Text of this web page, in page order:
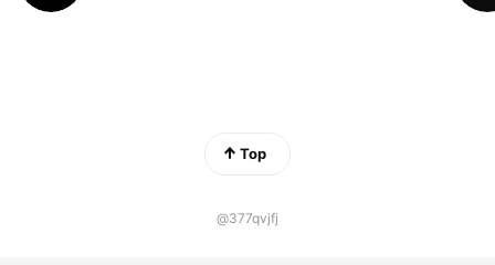
Top
@377qvjfj